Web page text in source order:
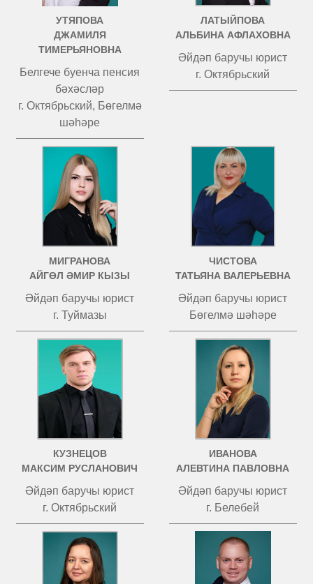
УТЯПОВА
ДЖАМИЛЯ
ТИМЕРЬЯНОВНА
Белгече буенча пенсия
бәхәсләр
г. Октябрьский, Бөгелмә
шәһәре
ЛАТЫЙПОВА
АЛЬБИНА АФЛАХОВНА
Әйдәп баручы юрист
г. Октябрьский
МИГРАНОВА
АЙГӨЛ ӘМИР КЫЗЫ
Әйдәп баручы юрист
г. Туймазы
ЧИСТОВА
ТАТЬЯНА ВАЛЕРЬЕВНА
Әйдәп баручы юрист
Бөгелмә шәһәре
КУЗНЕЦОВ
МАКСИМ РУСЛАНОВИЧ
Әйдәп баручы юрист
г. Октябрьский
ИВАНОВА
АЛЕВТИНА ПАВЛОВНА
Әйдәп баручы юрист
г. Белебей